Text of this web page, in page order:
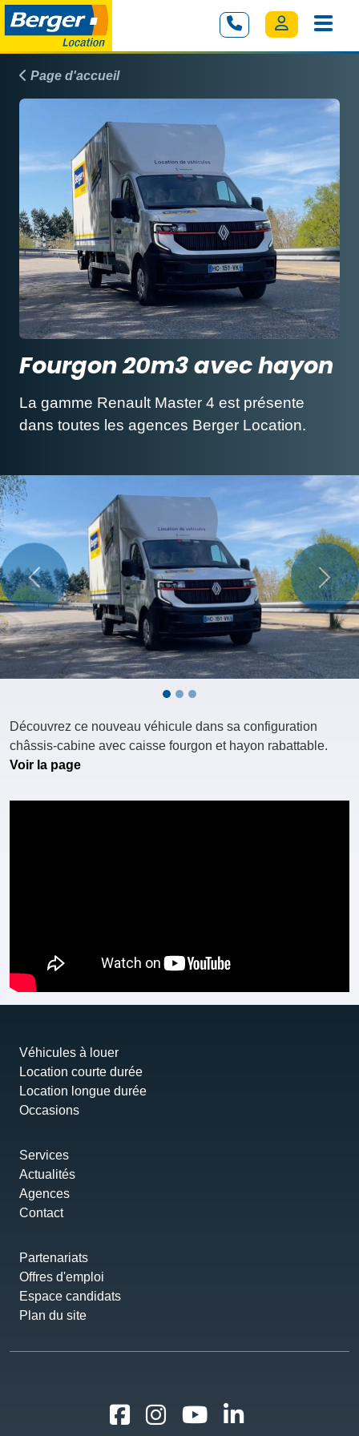
Page d'accueil
Fourgon 20m3 avec hayon
La gamme Renault Master 4 est présente
dans toutes les agences Berger Location.
Précédent
Découvrez ce nouveau véhicule dans sa configuration
châssis-cabine avec caisse fourgon et hayon rabattable.
Voir la page
Véhicules à louer
Location courte durée
Location longue durée
Occasions
Services
Actualités
Agences
Contact
Partenariats
Offres d'emploi
Espace candidats
Plan du site